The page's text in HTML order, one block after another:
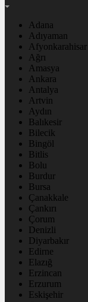
Adana
Adıyaman
Afyonkarahisar
Ağrı
Amasya
Ankara
Antalya
Artvin
Aydın
Balıkesir
Bilecik
Bingöl
Bitlis
Bolu
Burdur
Bursa
Çanakkale
Çankırı
Çorum
Denizli
Diyarbakır
Edirne
Elazığ
Erzincan
Erzurum
Eskişehir